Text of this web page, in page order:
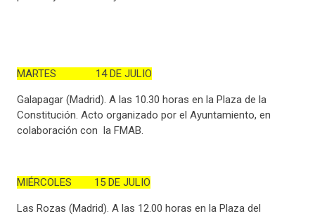
MARTES 14 DE JULIO
Galapagar (Madrid). A las 10.30 horas en la Plaza de la
Constitución. Acto organizado por el Ayuntamiento, en
colaboración con la FMAB.
MIÉRCOLES 15 DE JULIO
Las Rozas (Madrid). A las 12.00 horas en la Plaza del